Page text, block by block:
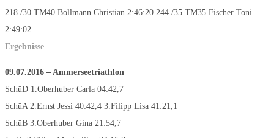
218./30.TM40 Bollmann Christian 2:46:20 244./35.TM35 Fischer Toni
2:49:02
Ergebnisse
09.07.2016 – Ammerseetriathlon
SchüD 1.Oberhuber Carla 04:42,7
SchüA 2.Ernst Jessi 40:42,4 3.Filipp Lisa 41:21,1
SchüB 3.Oberhuber Gina 21:54,7